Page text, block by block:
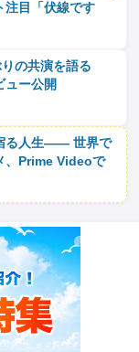
注目「伏線です
りの共演を語る
ュー公開
る人生―― 世界で
、Prime Videoで